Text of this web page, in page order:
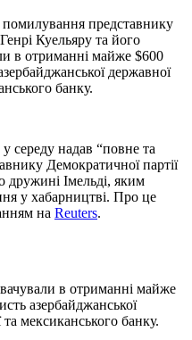
Куельяру та його
в отриманні майже $600
державної
банку.
Демократичної партії
дружині Імельді, яким
у хабарництві. Про це
на Reuters.
в отриманні майже
азербайджанської
та мексиканського банку.